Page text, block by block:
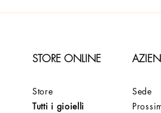
STORE ONLINE
Store
Tutti i gioielli
Sede